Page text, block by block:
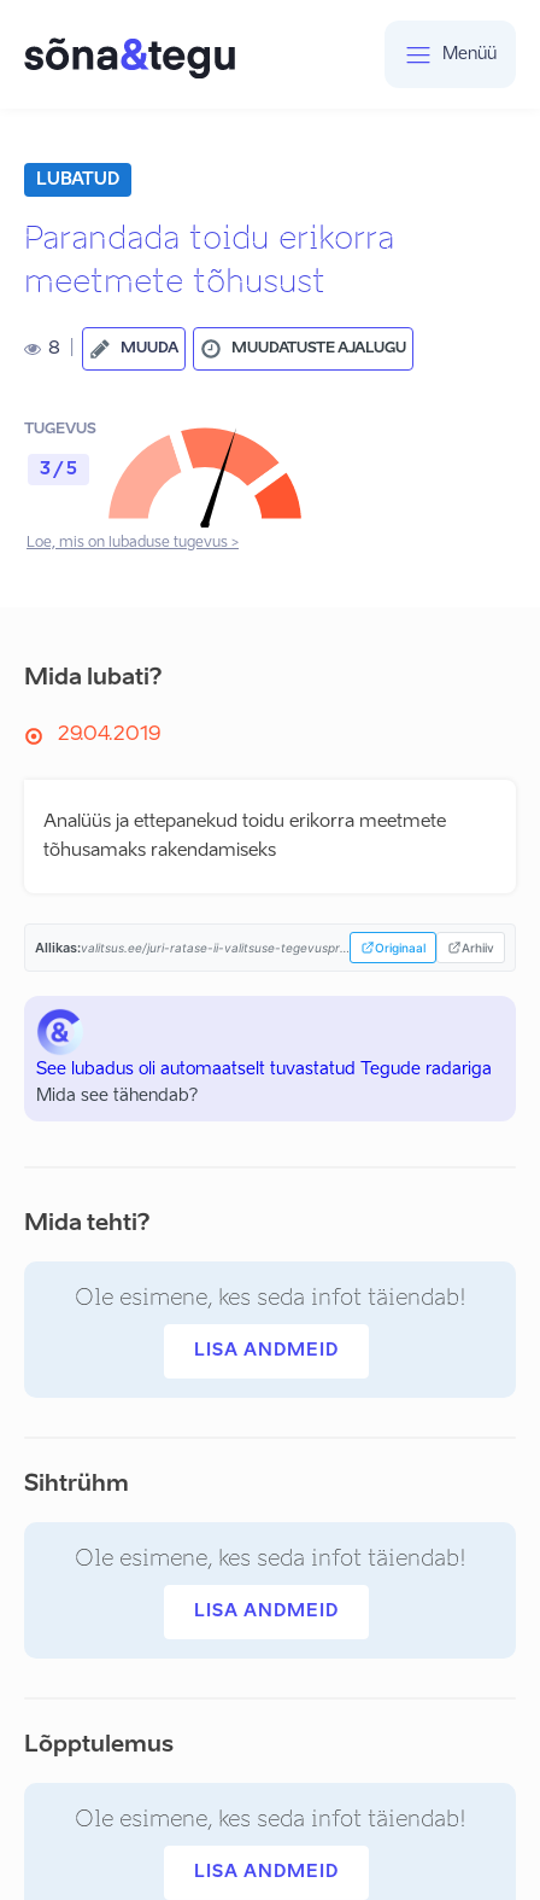
Menüü
LUBATUD
Parandada toidu erikorra
meetmete tõhusust
8 MUUDA MUUDATUSTE AJALUGU
TUGEVUS
3 / 5
Loe, mis on lubaduse tugevus >
Mida lubati?
29.04.2019
Analüüs ja ettepanekud toidu erikorra meetmete
tõhusamaks rakendamiseks
Allikas: Originaal Arhiiv
See lubadus oli automaatselt tuvastatud Tegude radariga
Mida see tähendab?
Mida tehti?
Ole esimene, kes seda infot täiendab!
LISA ANDMEID
Sihtrühm
Ole esimene, kes seda infot täiendab!
LISA ANDMEID
Lõpptulemus
Ole esimene, kes seda infot täiendab!
LISA ANDMEID